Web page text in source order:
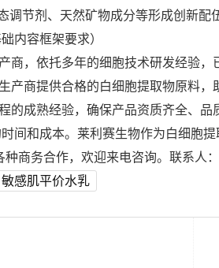
调节剂、天然矿物成分等形成创新配
内容框架要求）
商，依托多年的细胞技术研发经验
产商提供合格的白细胞提取物原料
的成熟经验，确保产品资质齐全、
间和成本。莱利赛生物作为白细胞
种商务合作，欢迎来电咨询。联系人
敏感肌平价水乳